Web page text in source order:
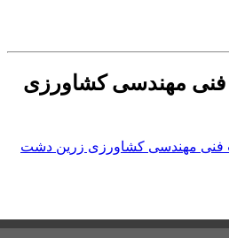
مهندسی کشاورزی
مهندسی کشاورزی زرین دشت